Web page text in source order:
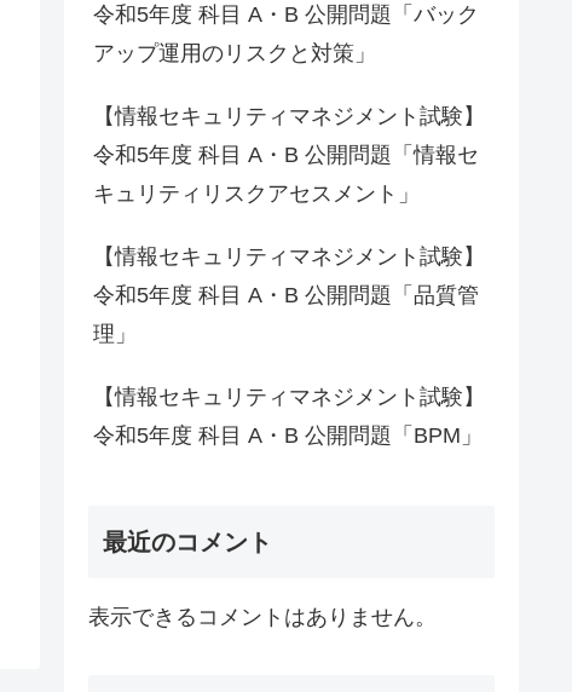
令和5年度 科目 A・B 公開問題「バック
アップ運用のリスクと対策」
【情報セキュリティマネジメント試験】
令和5年度 科目 A・B 公開問題「情報セ
キュリティリスクアセスメント」
【情報セキュリティマネジメント試験】
令和5年度 科目 A・B 公開問題「品質管
理」
【情報セキュリティマネジメント試験】
令和5年度 科目 A・B 公開問題「BPM」
最近のコメント
表示できるコメントはありません。